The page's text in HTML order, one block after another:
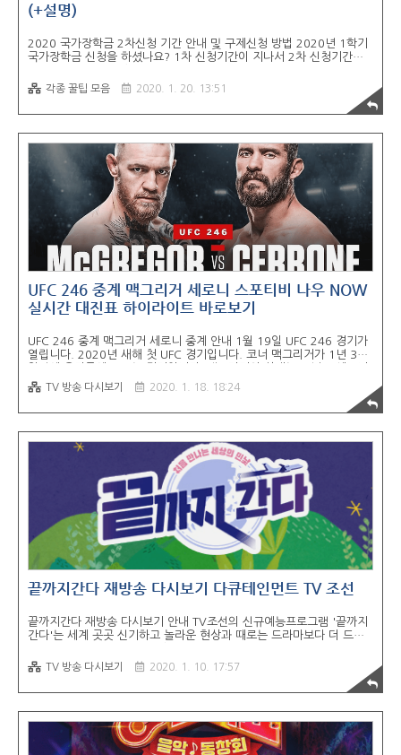
(+설명)
2020 국가장학금 2차신청 기간 안내 및 구제신청 방법 2020년 1학기
국가장학금 신청을 하셨나요? 1차 신청기간이 지나서 2차 신청기간을
알려드리고 구제신청에 대해 살펴보려고 합니다. 2020년 1학기 국가장
학금 2차 신청기간 먼저 2020년 1학기 국가장학금 2차 신청기간을 알
려드리겠습니다. 2020년 2월 3일(월)~ 2020년 3월 10일(화)일까지
차 신청 대상 안내 1차 신청은 재학생 신입생 편입생 재입학생 복학생
입학예정자를 대상으로 했습니다. 재학생의 경우 원칙적으로 1차 ..
각종 꿀팁 모음 2020. 1. 20. 13:51
UFC 246 중계 맥그리거 세로니 스포티비 나우 NOW
실시간 대진표 하이라이트 바로보기
UFC 246 중계 맥그리거 세로니 중계 안내 1월 19일 UFC 246 경기가
열립니다. 2020년 새해 첫 UFC 경기입니다. 코너 맥그리거가 1년 3개
입니다. 해당 경기 중계는 SPOTV ON, SPOTV NOW에서 생중계 됩니
다. 무료 시청은 스포츠라이브 실시간 사이트에서 시청하실 수 있습니
다. 코너 맥그리거와 도널드 세로니의 경기는 19일 오전 8시 30분에 언
맥그리거의 복귀전이 2020년 새해 첫 UFC 경기로 진행됩니다. 지난
2018년도 대회였던 UFC229에서 하빕 누르마고메도프와의 라이트급
타이틀전 매치에서 패배한 뒤 1년 3개월만의 옥타곤 복귀라고 ..
TV 방송 다시보기 2020. 1. 18. 18:24
끝까지간다 재방송 다시보기 다큐테인먼트 TV 조선
끝까지간다 재방송 다시보기 안내 TV조선의 신규예능프로그램 '끝까지
간다'는 세계 곳곳 신기하고 놀라운 현상과 때로는 드라마보다 더 드라
까지 파악하고 직접체험하는 내용입니다. 해당 방송 시청은 TV 조선 온
에어 와 무료티비 다시보기 사이트를 통해 시청하실 수 있습니다. 끝까
지 간다 프로그램 방송은 신동엽이 진행을 맡았습니다. 해발 2,900미
마다하지 않고 학교에 가는 아이들! 아무도 없는 정글 속에서, 돈 한 푼
들이지 않고, 맨손으로 수영장을 짓고 럭셔리한 야생라이프를 즐기는 사
람들도 있다. 그러가하면 아직도 세계 곳곳에서는 자유를 찾아 목숨을
TV 방송 다시보기 2020. 1. 10. 17:57